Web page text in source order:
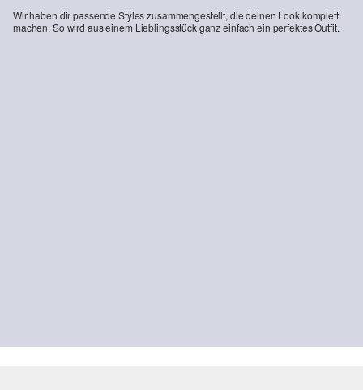
Wir haben dir passende Styles zusammengestellt, die deinen Look komplett
machen. So wird aus einem Lieblingsstück ganz einfach ein perfektes Outfit.